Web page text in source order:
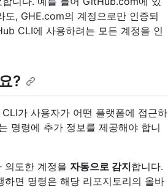
, GHE.com의 계정으로만 인증되
CLI에 사용하려는 모든 계정을 인
?
가 사용자가 어떤 플랫폼에 접근하
명령에 추가 정보를 제공해야 합니
의도한 계정을 자동으로 감지합니다.
하면 명령은 해당 리포지토리의 올바